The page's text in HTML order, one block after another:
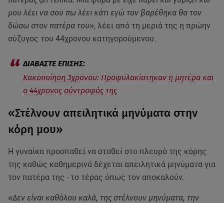
μου λέει να σου πω λέει κάτι εγώ τον βαρέθηκα θα τον
δώσω στον πατέρα του», λέει από τη μεριά της η πρώην
σύζυγος του 44χρονου κατηγορούμενου.
Κακοποίηση 3χρονου: Προφυλακίστηκαν η μητέρα και
ο 44χρονος σύντροφός της
«Στέλνουν απειλητικά μηνύματα στην
κόρη μου»
Η γυναίκα προσπαθεί να σταθεί στο πλευρό της κόρης
της καθώς καθημερινά δέχεται απειλητικά μηνύματα για
τον πατέρα της - το τέρας όπως τον αποκαλούν.
«Δεν είναι καθόλου καλά, της στέλνουν μηνύματα, την